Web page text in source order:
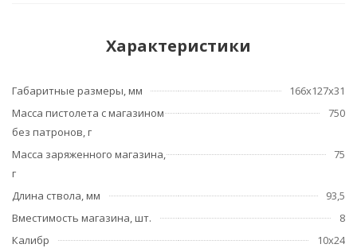
Характеристики
Габаритные размеры, мм
166х127х31
Масса пистолета с магазином
без патронов, г
750
Масса заряженного магазина,
г
75
Длина ствола, мм
93,5
Вместимость магазина, шт.
8
Калибр
10х24